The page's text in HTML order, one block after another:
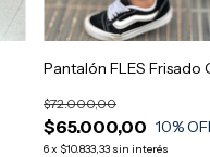
Pantalón FLES Frisado
$65.000,00
$72.000,00
10%
6x $10.833,33 sin interés